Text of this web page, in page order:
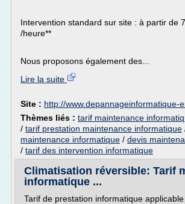
Intervention standard sur site : à partir de
/heure**
Nous proposons également des...
Lire la suite
Site : http://www.depannageinformatique-
Thèmes liés : tarif maintenance
/ tarif prestation maintenance informatique
maintenance informatique / devis
/ tarif des intervention informatique
Climatisation réversible: Tarif
informatique ...
Tarif de prestation informatique